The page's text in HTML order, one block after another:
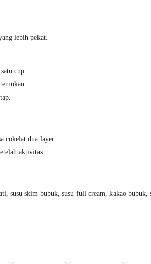
lebih pekat.
cup.
cokelat dua layer.
aktivitas.
susu skim bubuk, susu full cream, kakao